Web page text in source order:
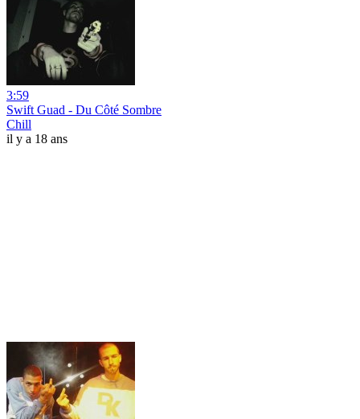
3:59
Swift Guad - Du Côté Sombre
Chill
il y a 18 ans